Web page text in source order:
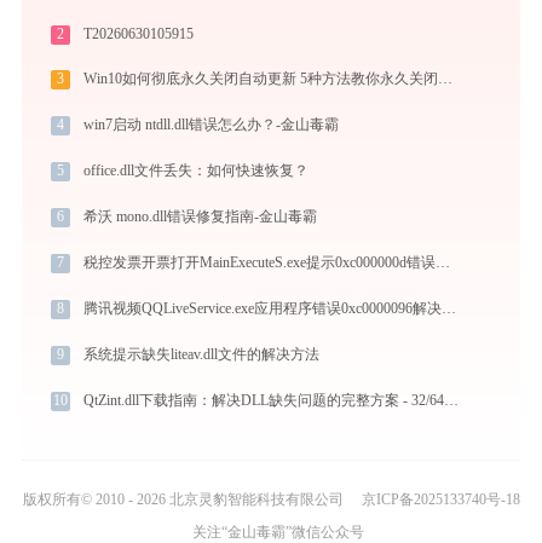
2 T20260630105915
3 Win10如何彻底永久关闭自动更新 5种方法教你永久关闭win10自动更新
4 win7启动 ntdll.dll错误怎么办？-金山毒霸
5 office.dll文件丢失：如何快速恢复？
6 希沃 mono.dll错误修复指南-金山毒霸
7 税控发票开票打开MainExecuteS.exe提示0xc000000d错误码怎么办
8 腾讯视频QQLiveService.exe应用程序错误0xc0000096解决方法
9 系统提示缺失liteav.dll文件的解决方法
10 QtZint.dll下载指南：解决DLL缺失问题的完整方案 - 32/64位官方免费版
版权所有© 2010 - 2026 北京灵豹智能科技有限公司
京ICP备2025133740号-18
关注“金山毒霸”微信公众号